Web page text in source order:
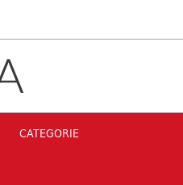
CATEGORIE